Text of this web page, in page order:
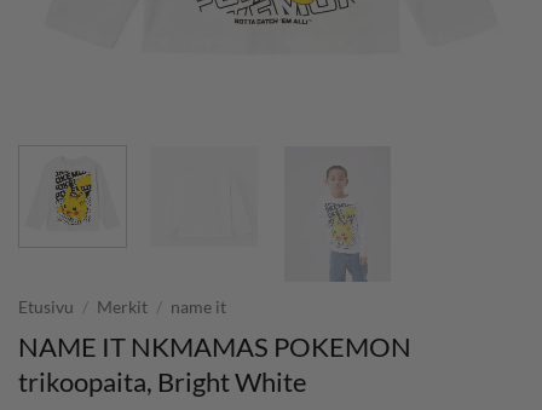
Etusivu / Merkit / name it
NAME IT NKMAMAS POKEMON
trikoopaita, Bright White